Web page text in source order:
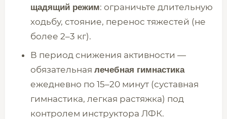
щадящий режим: ограничьте длительную
ходьбу, стояние, перенос тяжестей (не
более 2–3 кг).
В период снижения активности —
обязательная лечебная гимнастика
ежедневно по 15–20 минут (суставная
гимнастика, легкая растяжка) под
контролем инструктора ЛФК.